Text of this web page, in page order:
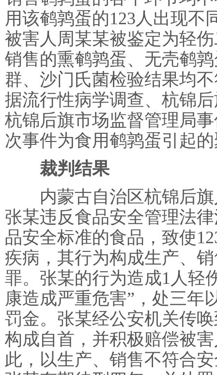
用该鹌鹑蛋的123人出现不
被害人周某某被鉴定为轻
销售的熏鹌鹑蛋、无壳鹌
群、沙门氏菌检验结果均
据流行性病学调查、杭锦
杭锦后旗市场监督管理局
次事件为食用鹌鹑蛋引起
裁判结果
内蒙古自治区杭锦后旗
张某违反食品安全管理法
品安全标准的食品，致使
疾病，其行为构成生产、
罪。张某的行为造成1人轻
康造成严重危害”，处三年
罚金。张某经公安机关传
构成自首，并积极赔偿被
此，以生产、销售不符合